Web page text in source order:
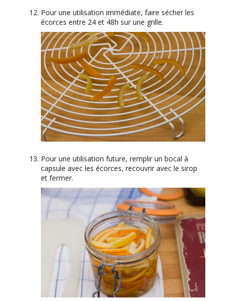
Pour une utilisation immédiate, faire sécher les
écorces entre 24 et 48h sur une grille.
Pour une utilisation future, remplir un bocal à
capsule avec les écorces, recouvrir avec le sirop
et fermer.